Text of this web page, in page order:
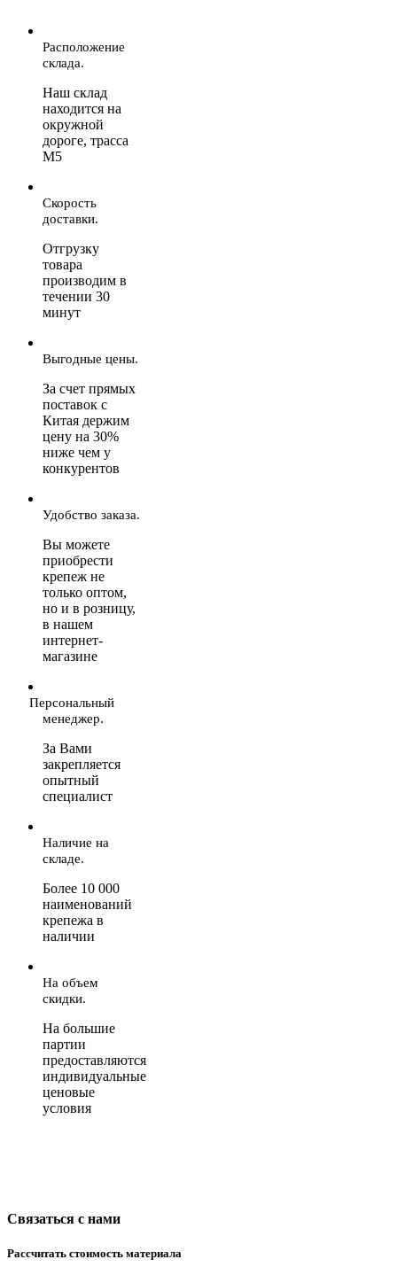
Расположение
склада.
Наш склад
находится на
окружной
дороге, трасса
М5
Скорость
доставки.
Отгрузку
товара
производим в
течении 30
минут
Выгодные цены.
За счет прямых
поставок с
Китая держим
цену на 30%
ниже чем у
конкурентов
Удобство заказа.
Вы можете
приобрести
крепеж не
только оптом,
но и в розницу,
в нашем
интернет-
магазине
Персональный
менеджер.
За Вами
закрепляется
опытный
специалист
Наличие на
складе.
Более 10 000
наименований
крепежа в
наличии
На объем
скидки.
На большие
партии
предоставляются
индивидуальные
ценовые
условия
Связаться с нами
Рассчитать стоимость материала